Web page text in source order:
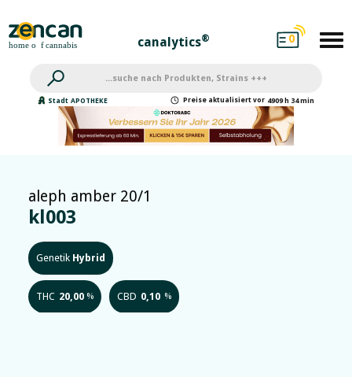
canalytics® 0
Stadt APOTHEKE Preise aktualisiert vor 4909 h 34 min
aleph amber 20/1
kl003
Genetik Hybrid
THC 20,00 % CBD 0,10 %